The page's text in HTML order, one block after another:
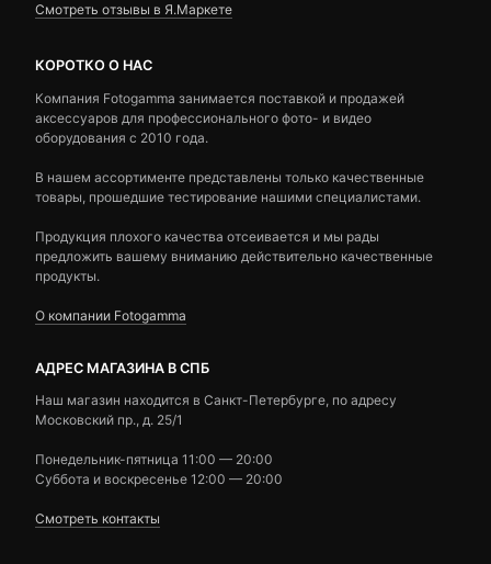
Смотреть отзывы в Я.Маркете
КОРОТКО О НАС
Компания Fotogamma занимается поставкой и продажей
аксессуаров для профессионального фото- и видео
оборудования с 2010 года.
В нашем ассортименте представлены только качественные
товары, прошедшие тестирование нашими специалистами.
Продукция плохого качества отсеивается и мы рады
предложить вашему вниманию действительно качественные
продукты.
О компании Fotogamma
АДРЕС МАГАЗИНА В СПБ
Наш магазин находится в Санкт-Петербурге, по адресу
Московский пр., д. 25/1
Понедельник-пятница 11:00 — 20:00
Суббота и воскресенье 12:00 — 20:00
Смотреть контакты